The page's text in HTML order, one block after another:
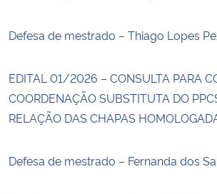
Defesa de mestrado – Thiago Lopes
EDITAL 01/2026 – CONSULTA PARA
COORDENAÇÃO SUBSTITUTA DO
RELAÇÃO DAS CHAPAS
Defesa de mestrado – Fernanda dos